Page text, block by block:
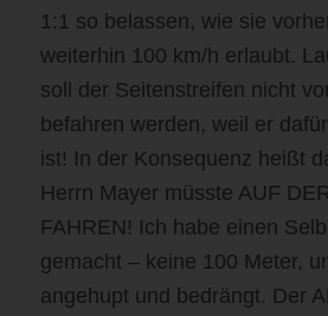
1:1 so belassen, wie sie
weiterhin 100 km/h erlaubt.
soll der Seitenstreifen nicht
befahren werden, weil er
ist! In der Konsequenz heißt
Herrn Mayer müsste AUF
FAHREN! Ich habe einen
gemacht – keine 100 Meter,
angehupt und bedrängt. Der